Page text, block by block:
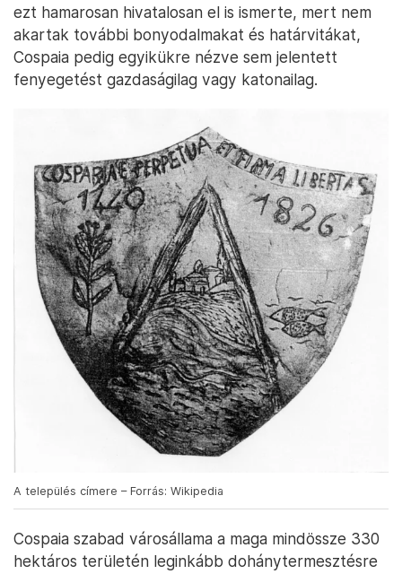
ezt hamarosan hivatalosan el is ismerte, mert nem
akartak további bonyodalmakat és határvitákat,
Cospaia pedig egyikükre nézve sem jelentett
fenyegetést gazdaságilag vagy katonailag.
A település címere – Forrás: Wikipedia
Cospaia szabad városállama a maga mindössze 330
hektáros területén leginkább dohánytermesztésre